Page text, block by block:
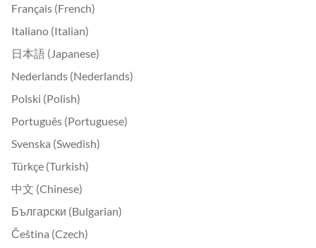
Français (French)
Italiano (Italian)
日本語 (Japanese)
Nederlands (Nederlands)
Polski (Polish)
Português (Portuguese)
Svenska (Swedish)
Türkçe (Turkish)
中文 (Chinese)
Български (Bulgarian)
Čeština (Czech)